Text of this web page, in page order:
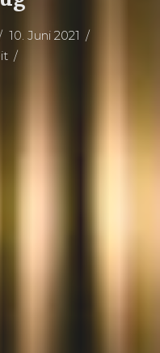
10. Juni 2021